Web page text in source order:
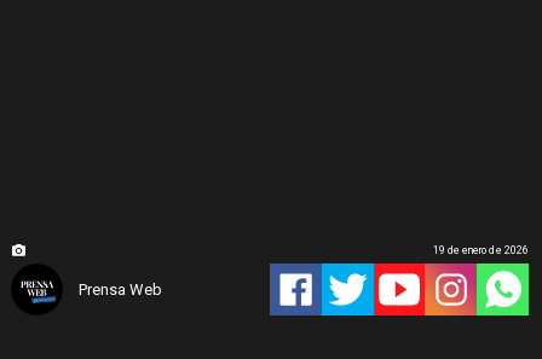
Prensa Web
19 de enero de 2026